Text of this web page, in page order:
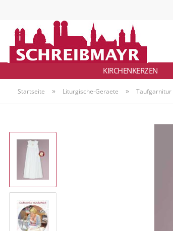
KIRCHENKERZEN
Startseite » Liturgische-Geraete » Taufgarnitur